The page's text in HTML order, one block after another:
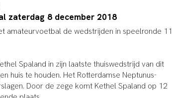
zaterdag 8 december 2018
amateurvoetbal de wedstrijden in speelronde 11
Spaland in zijn laatste thuiswedstrijd van dit
huis te houden. Het Rotterdamse Neptunus-
Door de zege komt Kethel Spaland op 12